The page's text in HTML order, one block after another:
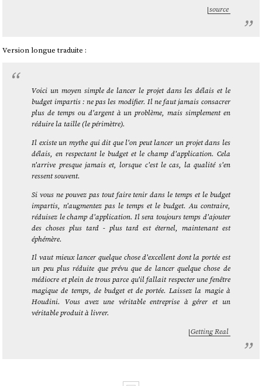
source
Version longue traduite :
Voici un moyen simple de lancer le projet dans les délais et le
budget impartis : ne pas les modifier. Il ne faut jamais consacrer
plus de temps ou d'argent à un problème, mais simplement en
réduire la taille (le périmètre).
Il existe un mythe qui dit que l'on peut lancer un projet dans les
délais, en respectant le budget et le champ d'application. Cela
n'arrive presque jamais et, lorsque c'est le cas, la qualité s'en
ressent souvent.
Si vous ne pouvez pas tout faire tenir dans le temps et le budget
impartis, n'augmentez pas le temps et le budget. Au contraire,
réduisez le champ d'application. Il sera toujours temps d'ajouter
des choses plus tard - plus tard est éternel, maintenant est
éphémère.
Il vaut mieux lancer quelque chose d'excellent dont la portée est
un peu plus réduite que prévu que de lancer quelque chose de
médiocre et plein de trous parce qu'il fallait respecter une fenêtre
magique de temps, de budget et de portée. Laissez la magie à
Houdini. Vous avez une véritable entreprise à gérer et un
véritable produit à livrer.
Getting Real